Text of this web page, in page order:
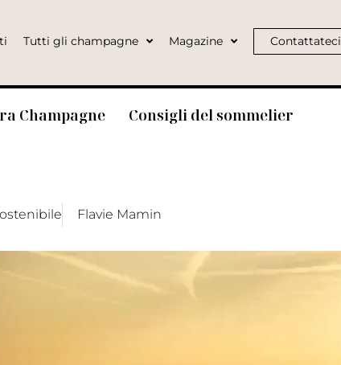
Tutti gli champagne Magazine Contattateci
Champagne
Consigli del sommelier
Flavie Mamin